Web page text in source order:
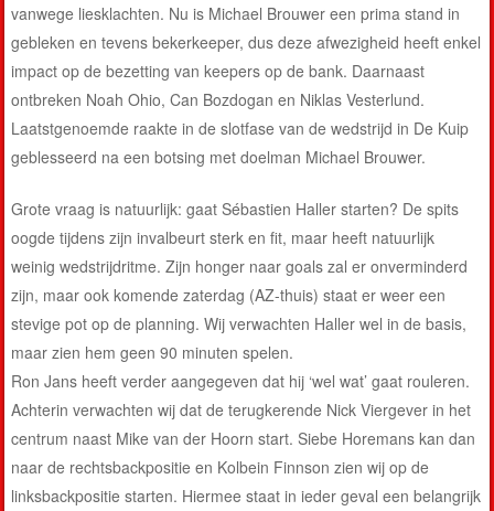
vanwege liesklachten. Nu is Michael Brouwer een prima stand in
gebleken en tevens bekerkeeper, dus deze afwezigheid heeft enkel
impact op de bezetting van keepers op de bank. Daarnaast
ontbreken Noah Ohio, Can Bozdogan en Niklas Vesterlund.
Laatstgenoemde raakte in de slotfase van de wedstrijd in De Kuip
geblesseerd na een botsing met doelman Michael Brouwer.
Grote vraag is natuurlijk: gaat Sébastien Haller starten? De spits
oogde tijdens zijn invalbeurt sterk en fit, maar heeft natuurlijk
weinig wedstrijdritme. Zijn honger naar goals zal er onverminderd
zijn, maar ook komende zaterdag (AZ-thuis) staat er weer een
stevige pot op de planning. Wij verwachten Haller wel in de basis,
maar zien hem geen 90 minuten spelen.
Ron Jans heeft verder aangegeven dat hij ‘wel wat’ gaat rouleren.
Achterin verwachten wij dat de terugkerende Nick Viergever in het
centrum naast Mike van der Hoorn start. Siebe Horemans kan dan
naar de rechtsbackpositie en Kolbein Finnson zien wij op de
linksbackpositie starten. Hiermee staat in ieder geval een belangrijk